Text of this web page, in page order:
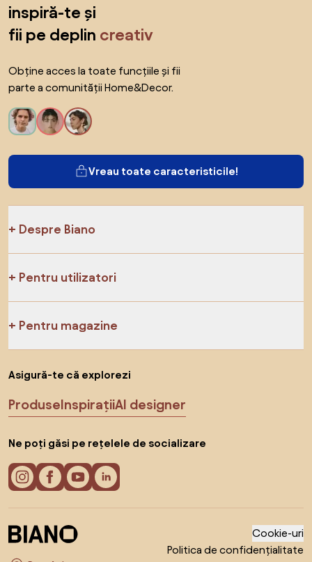
inspiră-te și
fii pe deplin creativ
Obține acces la toate funcțiile și fii
parte a comunității Home&Decor.
Vreau toate caracteristicile!
Despre Biano
Pentru utilizatori
Pentru magazine
Asigură-te că explorezi
ProduseInspirațiiAI designer
Ne poți găsi pe rețelele de socializare
Cookie-uri
Politica de confidențialitate